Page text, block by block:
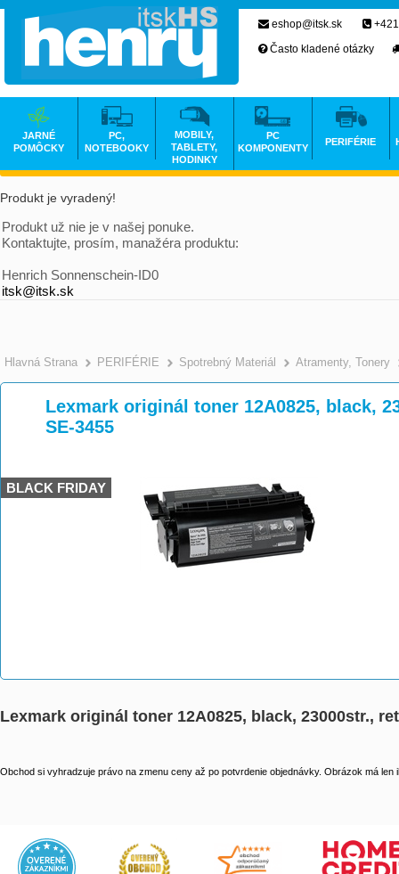
Produkt je vyradený!
Produkt už nie je v našej ponuke.
Kontaktujte, prosím, manažéra produktu:
Henrich Sonnenschein-ID0
itsk@itsk.sk
Hlavná Strana >
PERIFÉRIE >
Spotrebný Materiál >
Atramenty, Tonery
Lexmark originál toner 12A0825, black,
SE-3455
BLACK FRIDAY
Lexmark originál toner 12A0825, black, 23000str.,
Obchod si vyhradzuje právo na zmenu ceny až po potvrdenie objednávky. Obrázok má len
eshop@itsk.sk
Často kladené otázky
JARNÉ
POMÔCKY
PC,
NOTEBOOKY
MOBILY,
TABLETY,
HODINKY
PC
KOMPONENTY
PERIFÉRIE